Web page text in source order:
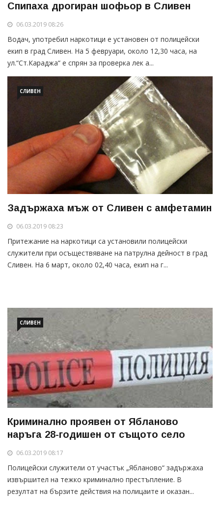
Спипаха дрогиран шофьор в Сливен
06.03.2019 08:26
Водач, употребил наркотици е установен от полицейски
екип в град Сливен. На 5 февруари, около 12,30 часа, на
ул.“Ст.Караджа“ е спрян за проверка лек а...
СЛИВЕН
Задържаха мъж от Сливен с амфетамин
06.03.2019 08:23
Притежание на наркотици са установили полицейски
служители при осъществяване на патрулна дейност в град
Сливен. На 6 март, около 02,40 часа, екип на г...
СЛИВЕН
Криминално проявен от Ябланово
наръга 28-годишен от същото село
06.03.2019 08:17
Полицейски служители от участък „Ябланово“ задържаха
извършител на тежко криминално престъпление. В
резултат на бързите действия на полицаите и оказан...